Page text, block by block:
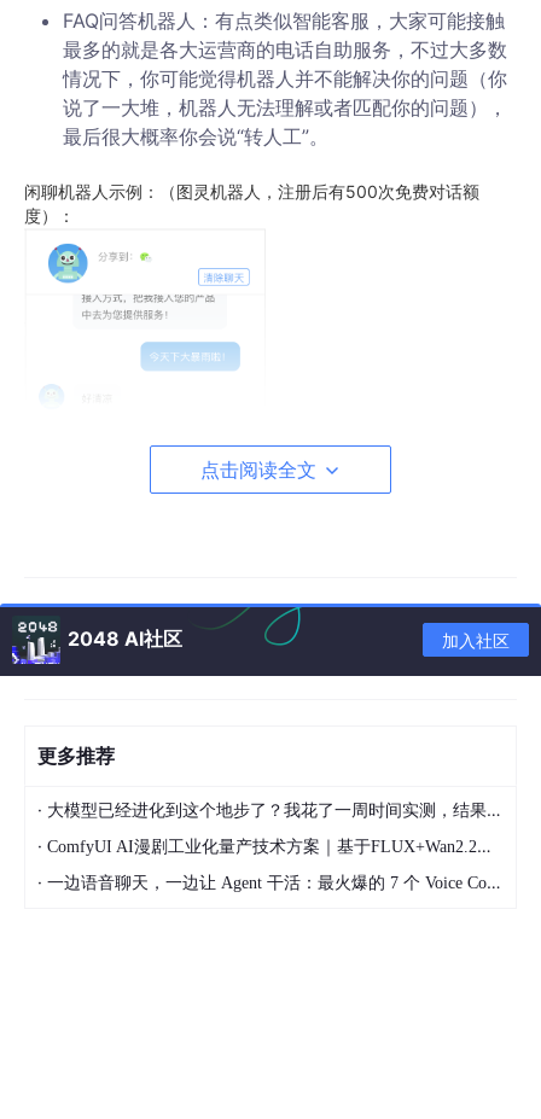
FAQ问答机器人：有点类似智能客服，大家可能接触
最多的就是各大运营商的电话自助服务，不过大多数
情况下，你可能觉得机器人并不能解决你的问题（你
说了一大堆，机器人无法理解或者匹配你的问题），
最后很大概率你会说“转人工”。
闲聊机器人示例：（图灵机器人，注册后有500次免费对话额
度）：
有预置的一些技能，比如查天气，下面是一个自定义问答物流价格
点击阅读全文
2048 AI社区 加入社区
更多推荐
· 大模型已经进化到这个地步了？我花了一周时间实测，结果让我震惊
· ComfyUI AI漫剧工业化量产技术方案｜基于FLUX+Wan2.2本地二次元短剧全链路落地教程
· 一边语音聊天，一边让 Agent 干活：最火爆的 7 个 Voice Coding Agent 大盘点丨Voice Agent 学习笔记